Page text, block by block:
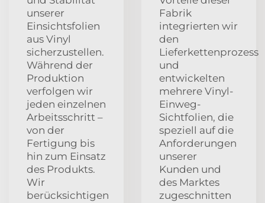
unserer
Einsichtsfolien
aus Vinyl
sicherzustellen.
Während der
Produktion
verfolgen wir
jeden einzelnen
Arbeitsschritt –
von der
Fertigung bis
hin zum Einsatz
des Produkts.
Wir
berücksichtigen
Fabrik
integrierten wir
den
Lieferkettenprozess
und
entwickelten
mehrere Vinyl-
Einweg-
Sichtfolien, die
speziell auf die
Anforderungen
unserer
Kunden und
des Marktes
zugeschnitten